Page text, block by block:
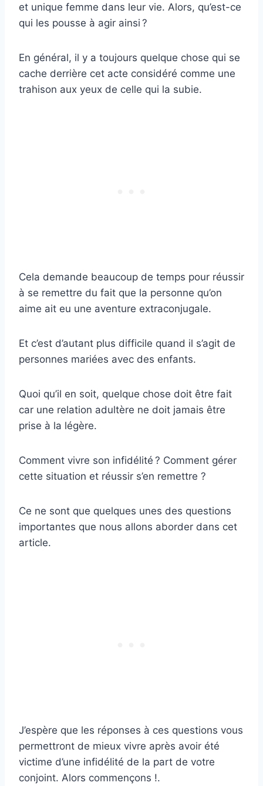
et unique femme dans leur vie. Alors, qu’est-ce
qui les pousse à agir ainsi ?
En général, il y a toujours quelque chose qui se
cache derrière cet acte considéré comme une
trahison aux yeux de celle qui la subie.
Cela demande beaucoup de temps pour réussir
à se remettre du fait que la personne qu’on
aime ait eu une aventure extraconjugale.
Et c’est d’autant plus difficile quand il s’agit de
personnes mariées avec des enfants.
Quoi qu’il en soit, quelque chose doit être fait
car une relation adultère ne doit jamais être
prise à la légère.
Comment vivre son infidélité ? Comment gérer
cette situation et réussir s’en remettre ?
Ce ne sont que quelques unes des questions
importantes que nous allons aborder dans cet
article.
J’espère que les réponses à ces questions vous
permettront de mieux vivre après avoir été
victime d’une infidélité de la part de votre
conjoint. Alors commençons !.